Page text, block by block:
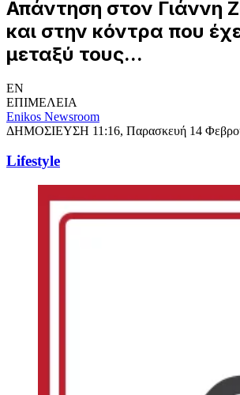
Απάντηση στον Γιάννη
και στην κόντρα που
μεταξύ τους...
EN
ΕΠΙΜΕΛΕΙΑ
Enikos Newsroom
ΔΗΜΟΣΙΕΥΣΗ 11:16, Παρασκευή 14
Lifestyle